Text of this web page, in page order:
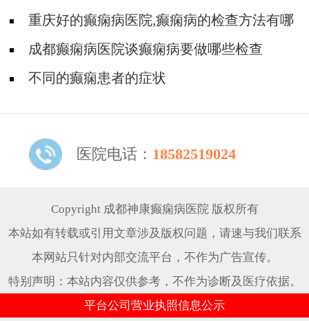
了吗?重庆好的癫痫病医院,癫痫病的检查方法有哪
些?成都癫痫病医院谈癫痫病要做哪些检查
不同的癫痫患者的症状
医院电话： 18582519024
Copyright 成都神康癫痫病医院 版权所有
本站如有转载或引用文章涉及版权问题，请速与我们联系
本网站只针对内部交流平台，不作为广告宣传。
特别声明：本站内容仅供参考，不作为诊断及医疗依据。
平台公司营业执照信息公示